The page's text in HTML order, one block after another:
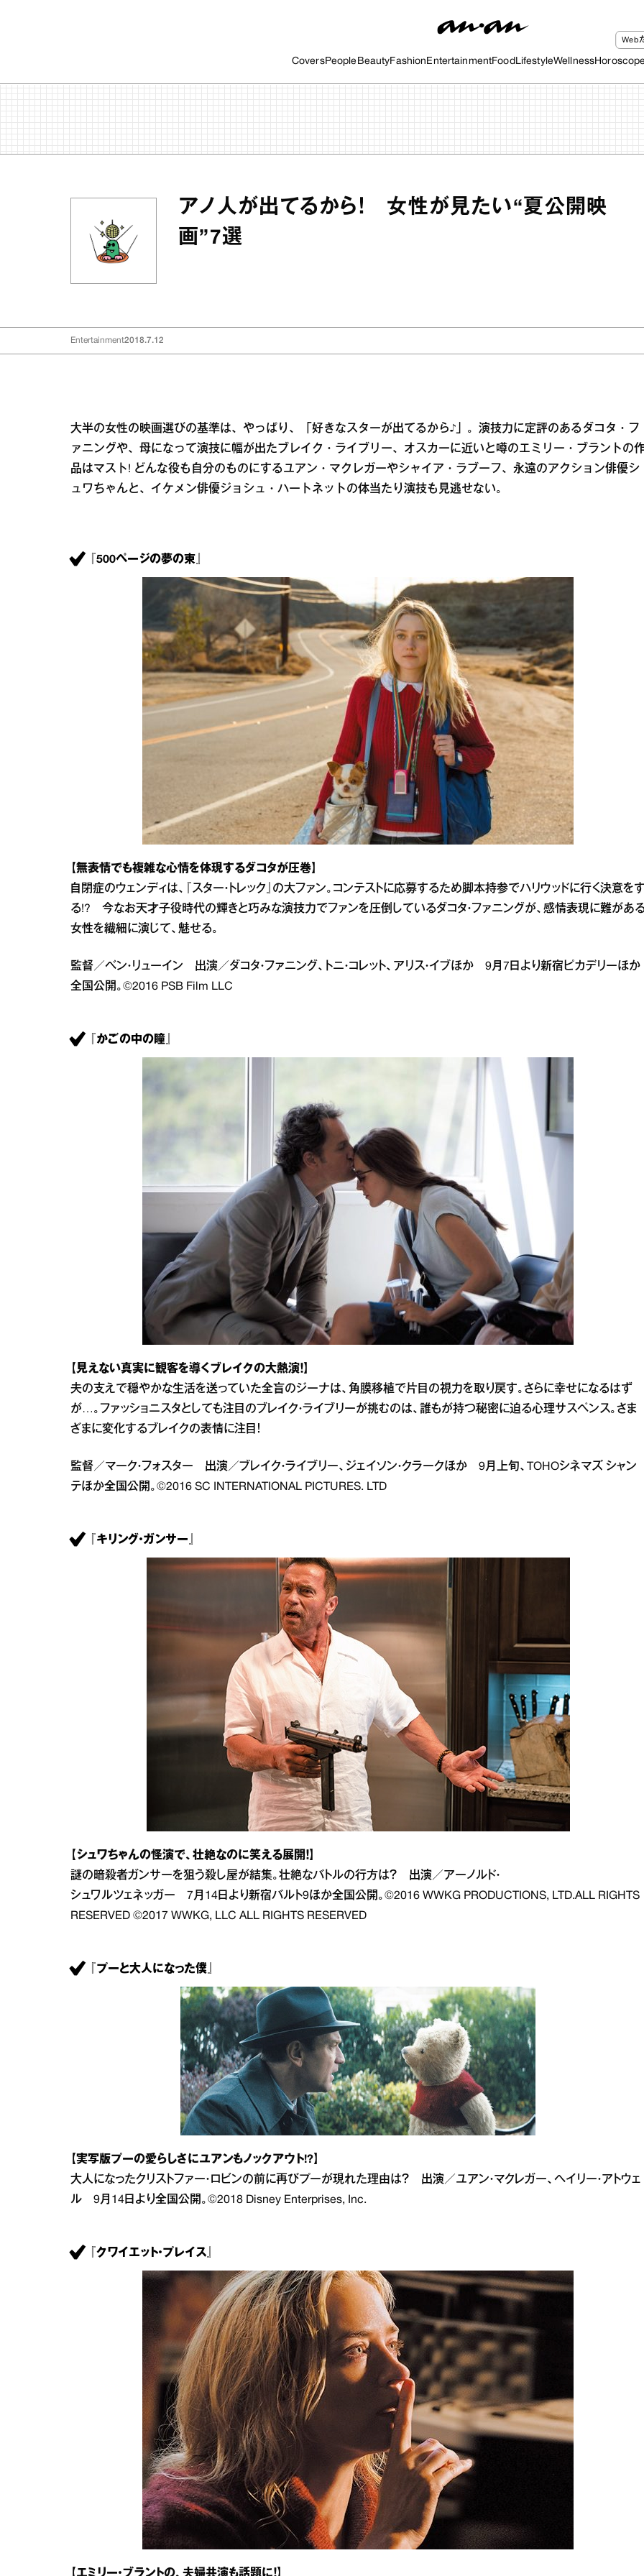
CoversPeople BeautyFashion EntertainmentFood LifestyleWellness
Web
アノ人が出てるから！ 女性が見たい“夏公開映
画”7選
Entertainment2018.7.12
大半の女性の映画選びの基準は、やっぱり、「好きなスターが出てるから♪」。演技力に定評のあるダコタ・フ
ァニングや、母になって演技に幅が出たブレイク・ライブリー、オスカーに近いと噂のエミリー・ブラントの
品はマスト! どんな役も自分のものにするユアン・マクレガーやシャイア・ラブーフ、永遠のアクション俳優シ
ュワちゃんと、イケメン俳優ジョシュ・ハートネットの体当たり演技も見逃せない。
『500ページの夢の束』
【無表情でも複雑な心情を体現するダコタが圧巻】
自閉症のウェンディは、『スター・トレック』の大ファン。コンテストに応募するため脚本持参でハリウッドに行く決意を
る!? 今なお天才子役時代の輝きと巧みな演技力でファンを圧倒しているダコタ・ファニングが、感情表現に難があ
女性を繊細に演じて、魅せる。
監督／ベン・リューイン 出演／ダコタ・ファニング、トニ・コレット、アリス・イブほか 9月7日より新宿ピカデリーほか
全国公開。©2016 PSB Film LLC
『かごの中の瞳』
【見えない真実に観客を導くブレイクの大熱演！】
夫の支えで穏やかな生活を送っていた全盲のジーナは、角膜移植で片目の視力を取り戻す。さらに幸せになるはず
が…。ファッショニスタとしても注目のブレイク・ライブリーが挑むのは、誰もが持つ秘密に迫る心理サスペンス。さま
ざまに変化するブレイクの表情に注目！
監督／マーク・フォスター 出演／ブレイク・ライブリー、ジェイソン・クラークほか 9月上旬、TOHOシネマズ シャン
テほか全国公開。©2016 SC INTERNATIONAL PICTURES. LTD
『キリング・ガンサー』
【シュワちゃんの怪演で、壮絶なのに笑える展開！】
謎の暗殺者ガンサーを狙う殺し屋が結集。壮絶なバトルの行方は？ 出演／アーノルド・
シュワルツェネッガー 7月14日より新宿バルト9ほか全国公開。©2016 WWKG PRODUCTIONS, LTD.ALL RIGHTS
RESERVED ©2017 WWKG, LLC ALL RIGHTS RESERVED
『プーと大人になった僕』
【実写版プーの愛らしさにユアンもノックアウト!?】
大人になったクリストファー・ロビンの前に再びプーが現れた理由は？ 出演／ユアン・マクレガー、ヘイリー・アトウェ
ル 9月14日より全国公開。©2018 Disney Enterprises, Inc.
『クワイエット・プレイス』
【エミリー・ブラントの、夫婦共演も話題に！】